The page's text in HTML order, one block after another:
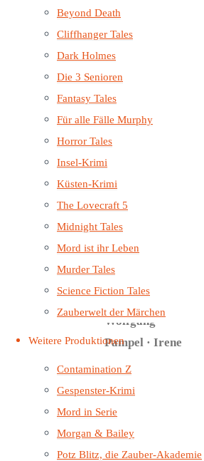
Beyond Death
Cliffhanger Tales
Dark Holmes
Die 3 Senioren
Fantasy Tales
Für alle Fälle Murphy
Horror Tales
Insel-Krimi
Küsten-Krimi
The Lovecraft 5
Midnight Tales
Mord ist ihr Leben
Murder Tales
Science Fiction Tales
Zauberwelt der Märchen
Weitere Produktionen
Contamination Z
Gespenster-Krimi
Mord in Serie
Morgan & Bailey
Potz Blitz, die Zauber-Akademie
Goethes
bekannter
Ballade als
aufwändig
produziertes
Hörspiel.
Darsteller:
Dennis
Herrmann ·
Rolf Berg · Ilka
Körting ·
Ekkehardt
Belle · Sascha
von Zambelly ·
Wolfgang
Pampel · Irene
Weber · Felix
Strüven · Louis
F. Thiele ·
Tobias Schmidt
· Sven Plate ·